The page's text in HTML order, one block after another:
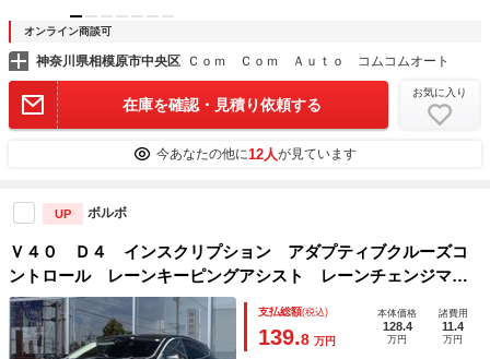
オンライン商談可
神奈川県相模原市中央区 Ｃｏｍ Ｃｏｍ Ａｕｔｏ コムコムオート
在庫を確認・見積り依頼する
お気に入り
今あなたの他に12人が見ています
UP ボルボ
Ｖ４０ Ｄ４ インスクリプション アダプティブクルーズコ
ントロール レーンキーピングアシスト レーンチェンジマー
ジエイド パーキングアシスト ブラインドスポットアシス
ト アクティブハイビーム クロストラフィックアラート Ｂ
ｌｕｅｔｏ
支払総額(税込)
139.8 万円
本体価格
128.4
万円
諸費用
11.4
万円